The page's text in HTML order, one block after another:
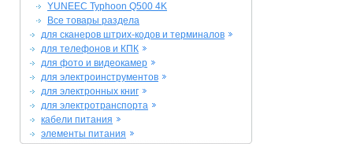
YUNEEC Typhoon Q500 4K
Все товары раздела
для сканеров штрих-кодов и терминалов
для телефонов и КПК
для фото и видеокамер
для электроинструментов
для электронных книг
для электротранспорта
кабели питания
элементы питания